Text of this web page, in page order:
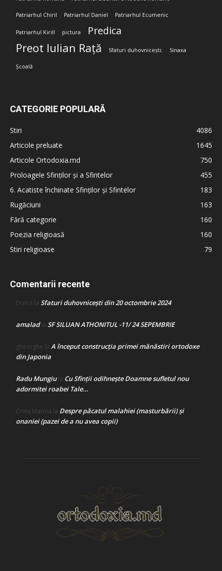
Patriarhul Chiril Patriarhul Daniel Patriarhul Ecumenic
Patriarhul Kirill pictura Predica
Preot Iulian Rață Sfaturi duhovnicești; Sinaxa
Școală
CATEGORIE POPULARĂ
Stiri
4086
Articole preluate
1645
Articole Ortodoxia.md
750
Proloagele Sfinților și a Sfintelor
455
6. Acatiste închinate Sfinților și Sfintelor
183
Rugăciuni
163
Fără categorie
160
Poezia religioasă
160
Stiri religioase
79
Comentarii recente
Doina la Sfaturi duhovnicești din 20 octombrie 2024
amaladla SF SILUAN ATHONITUL -11/ 24 SEPEMBRIE
gheorghe la A început construcţia primei mănăstiri ortodoxe
din Japonia
Radu Mungiula Cu Sfinții odihnește Doamne sufletul nou
adormitei roabei Tale…
Crina Marina la Despre păcatul malahiei (masturbării) şi
onaniei (pazei de a nu avea copii)